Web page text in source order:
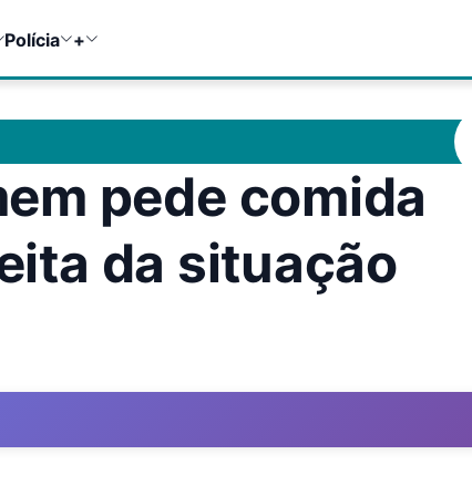
Polícia +
pede comida
da situação